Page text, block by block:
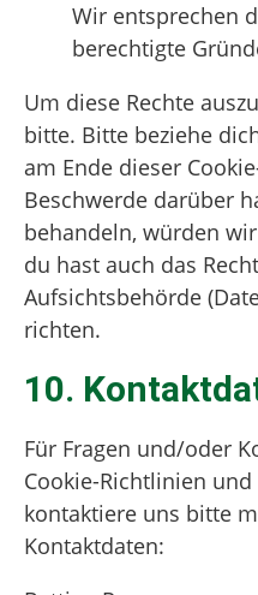
Wir entsprechen
berechtigte
Um diese Rechte
bitte. Bitte beziehe
am Ende dieser
Beschwerde darüber
behandeln, würden
du hast auch das
Aufsichtsbehörde
richten.
10.
Für Fragen und/oder
Cookie-Richtlinien und
kontaktiere uns bitte
Kontaktdaten: